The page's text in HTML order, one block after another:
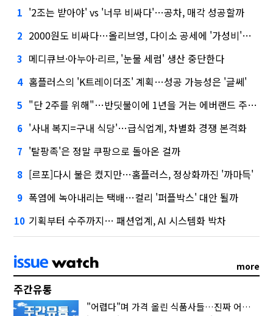
1 '2조는 받아야' vs '너무 비싸다'…공차, 매각 성공할까
2 2000원도 비싸다…올리브영, 다이소 공세에 '가성비'로 맞불
3 메디큐브·아누아·리르, '눈물 세럼' 생산 중단한다
4 홈플러스의 'K트레이더조' 계획…성공 가능성은 '글쎄'
5 "단 2주를 위해"…반딧불이에 1년을 거는 에버랜드 주키퍼
6 '사내 복지=구내 식당'…급식업계, 차별화 경쟁 본격화
7 '탈팡족'은 정말 쿠팡으로 돌아온 걸까
8 [르포]다시 불은 켰지만…홈플러스, 정상화까진 '까마득'
9 폭염에 녹아내리는 택배…컬리 '퍼플박스' 대안 될까
10 기획부터 수주까지… 패션업계, AI 시스템화 박차
more
주간유통
"어렵다"며 가격 올린 식품사들…진짜 어려운 거 맞아?